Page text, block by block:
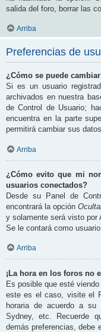
salida del foro, borrar las
Arriba
Preferencias de
¿Cómo se puede
Si es un usuario
archivados en nuestra
de Control de Usuario;
encuentra en la parte
permitirá cambiar sus
Arriba
¿Cómo evito que mi
usuarios conectados?
Desde su Panel de
encontrará la opción
y solamente será visto por
Se le contará como usuario
Arriba
¡La hora en los foros no
Es posible que esté
este es el caso, visite el
horaria de acuerdo a su
Sydney, etc. Recuerde
demás preferencias, debe